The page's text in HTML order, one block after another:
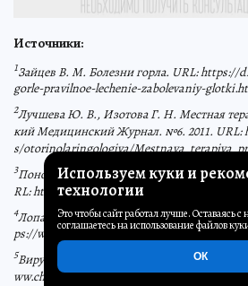
Источники:
1Зайцев В. М. Болезни горла. URL: https://
gorle-pravilnoe-lechenie-zabolevaniy-
2Лучшева Ю. В., Изотова Г. Н. Местная
кий Медицинский Журнал. №6. 2011.
s/otorinolaringologiya/
3Пономарева О. Б. Фарингит — симптомы
RL: https://probolezny.ru/faringit/
4Лопатин А. С. Акулич И. И. Грибковые
ps://www.lvrach.ru/2003/08/4530632
5Вирулицидное действие
ww.chemitech.ru/blog/article/virulitsidnoe-
Используем куки и
технологии
Это чтобы сайт работал лучше. Оставаясь
соглашаетесь на использование файлов
ОК